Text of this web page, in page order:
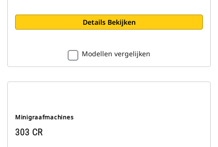
Details Bekijken
Modellen vergelijken
Minigraafmachines
303 CR